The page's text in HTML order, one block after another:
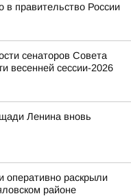
в правительство России
сенаторов Совета
весенней сессии-2026
Ленина вновь
оперативно раскрыли
районе